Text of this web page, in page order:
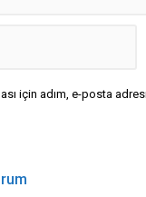
için adım, e-posta